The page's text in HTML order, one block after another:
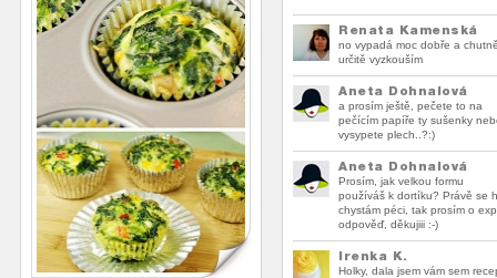
Renata Kamenská
no vypadá moc dobře a
určitě vyzkouším
Aneta Dohnalová
a prosím ještě, pečete to na
pečícím papíře ty sušenky
vysypete plech..?:)
Aneta Dohnalová
Prosím, jak velkou formu
používáš k dortíku? Právě se
chystám péci, tak prosím o
odpověď, děkujiii :-)
Irenka K.
Holky, dala jsem vám sem